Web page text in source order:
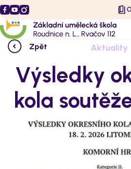
Zpět Aktuality
Výsledky
kola